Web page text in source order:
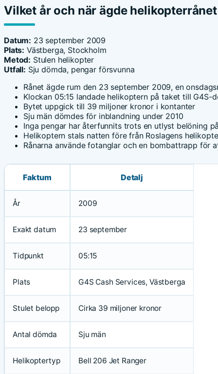
Vilket år och när ägde
Datum: 23 september 2009
Plats: Västberga, Stockholm
Metod: Stulen helikopter
Utfall: Sju dömda, pengar försvunna
Rånet ägde rum den 23 september 2009, en
Klockan 05:15 landade helikoptern på taket till G4S-
Bytet uppgick till 39 miljoner kronor i kontanter
Sju män dömdes för inblandning under 2010
Inga pengar har återfunnits trots en utlyst belöning
Helikoptern stals natten före från Roslagens
Rånarna använde fotanglar och en bombattrapp för
Faktum Detalj
År 2009
Exakt datum 23 september
Tidpunkt 05:15
Plats G4S Cash Services, Västberga
Stulet belopp Cirka 39 miljoner kronor
Antal dömda Sju män
Helikoptertyp Bell 206 Jet Ranger